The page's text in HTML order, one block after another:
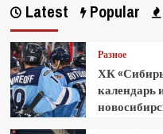
Latest Popular
Разное
ХК
календарь